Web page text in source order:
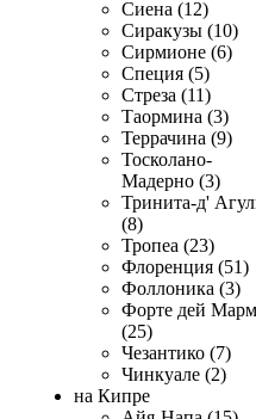
Сиена (12)
Сиракузы (10)
Сирмионе (6)
Специя (5)
Стреза (11)
Таормина (3)
Террачина (9)
Тосколано-
Мадерно (3)
Тринита-д'
(8)
Тропеа (23)
Флоренция (51)
Фоллоника (3)
Форте дей
(25)
Чезантико (7)
Чинкуале (2)
на Кипре